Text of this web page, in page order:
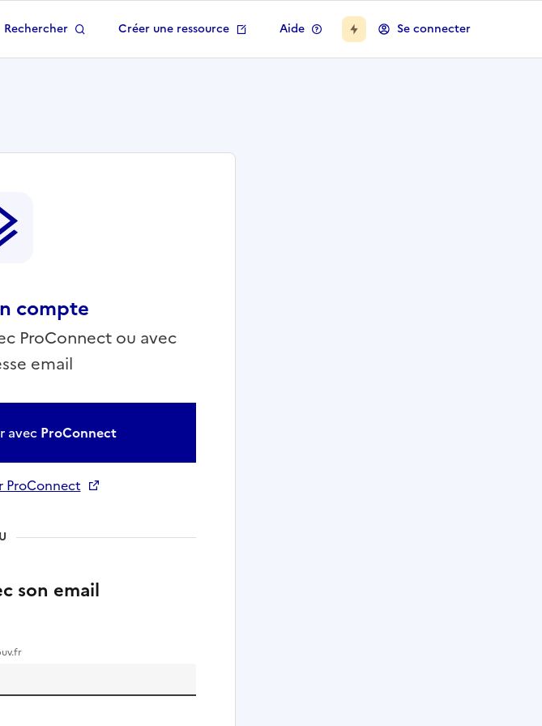
Rechercher Créer une ressource Aide Se connecter
compte
ProConnect ou avec
email
avec ProConnect
ProConnect
son email